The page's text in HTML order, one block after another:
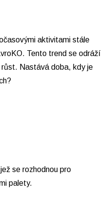
aktivitami stále
Tento trend se odráží
Nastává doba, kdy je
se rozhodnou pro
palety.